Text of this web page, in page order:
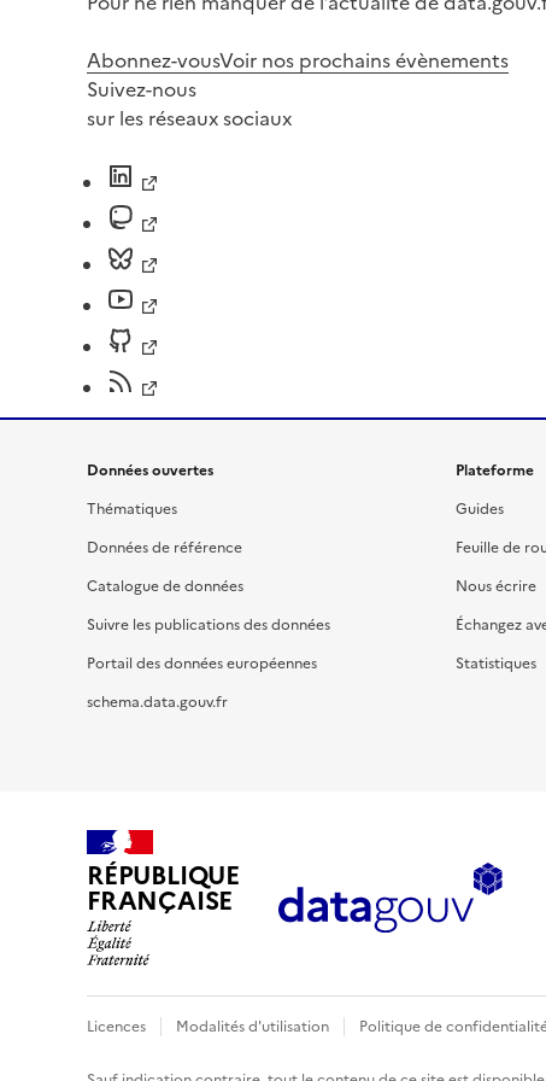
Abonnez-vousVoir nos prochains évènements
Suivez-nous
sur les réseaux sociaux
Données ouvertes
Thématiques
Données de référence
Catalogue de données
Suivre les publications des données
Portail des données européennes
schema.data.gouv.fr
Plateforme
Guides
Feuille de
Nous écrire
Échangez
Statistiques
RÉPUBLIQUE
FRANÇAISE
Licences Modalités d'utilisation Politique de